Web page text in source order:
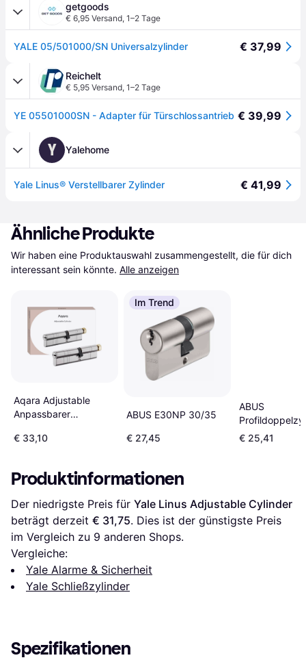
getgoods
€ 6,95 Versand, 1–2 Tage
YALE 05/501000/SN Universalzylinder € 37,99
Reichelt
€ 5,95 Versand, 1–2 Tage
YE 05501000SN - Adapter für Türschlossantrieb € 39,99
Y Yalehome
Yale Linus® Verstellbarer Zylinder € 41,99
Ähnliche Produkte
Wir haben eine Produktauswahl zusammengestellt, die für dich
interessant sein könnte. Alle anzeigen
Aqara Adjustable
Anpassbarer
NEW
€ 33,10
Im Trend
ABUS E30NP 30/35
€ 27,45
ABUS
EC660NP 30/
€ 25,41
Produktinformationen
Der niedrigste Preis für Yale Linus Adjustable Cylinder
beträgt derzeit € 31,75. Dies ist der günstigste Preis
im Vergleich zu 9 anderen Shops.
Vergleiche:
Yale Alarme & Sicherheit
Yale Schließzylinder
Spezifikationen